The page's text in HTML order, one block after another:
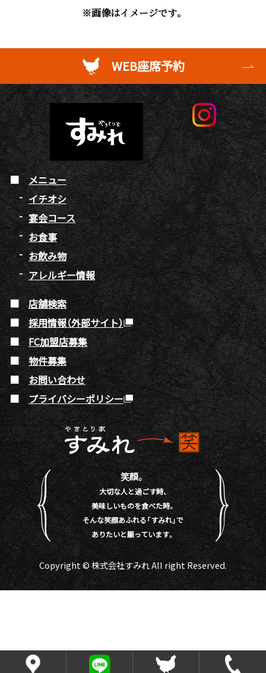
※画像はイメージです。
WEB座席予約
メニュー
イチオシ
宴会コース
お食事
お飲み物
アレルギー情報
店舗検索
採用情報（外部サイト）
FC加盟店募集
物件募集
お問い合わせ
プライバシーポリシー
笑顔。
大切な人と過ごす時、
美味しいものを食べた時。
そんな笑顔あふれる「すみれ」で
ありたいと願っています。
Copyright © 株式会社すみれ All right Reserved.